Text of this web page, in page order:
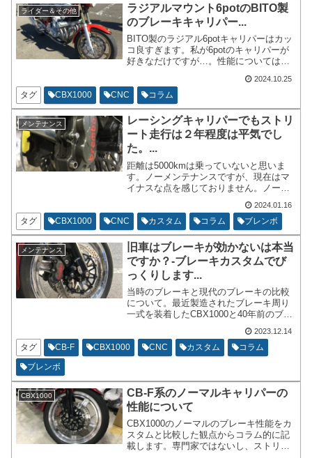
ライダー＆その他
ラジアルマウント6potのBITO製
のブレーキキャリパー...
BITO製のラジアル6potキャリパーはカッ
コ良すぎます。私が6potのキャリパーが
好きなだけですが…。性能については私
し、試乗した感じではマイナス点を感じ
るような事はありませんでした。
2024.10.25
タグ CBX1000 CNC コラム
メンテナンス
レーシングキャリパーでもストリ
ート走行は２年程度は平気でし
た。...
距離は5000kmは乗っていないと思いま
す。ノーメンテナンスですが、現在はマ
イナスな点を感じておりません。ノーメ
ん。汚れなどは比較的ひどいのかもしれ
ませんが、洗車などはまめに行っている
為、気になりません。
2024.01.16
タグ CBX1000 CNC カスタム コラム ブレンボ
メンテナンス
旧車はブレーキが効かないは本当
ですか？-ブレーキカスタムでび
っくりします...
当時のブレーキと現代のブレーキの比較
について。最近製造されたブレーキ周り
一式を装着したCBX1000と40年前のブレ
用しているCBX1000を比べてみても性能
の差はかなりの物です。
2023.12.14
タグ CB-F CBX1000 CNC カスタム
コラム
ブレンボ
CBX1000
CB-F系のノーマルキャリパーの
性能について
CBX1000のノーマルのブレーキ性能をカ
スタムと比較した観点からコラム的に記
載します。専門家ではないし、ストリー